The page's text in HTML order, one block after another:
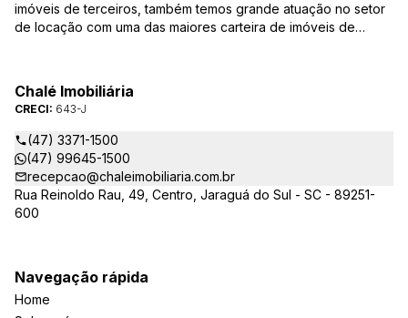
imóveis de terceiros, também temos grande atuação no setor
de locação com uma das maiores carteira de imóveis de
Arte Imóveis. E também reavaliamos a nossa Missão, Visão e
Valores.
Chalé Imobiliária
CRECI: 643-J
(47) 3371-1500
(47) 99645-1500
recepcao@chaleimobiliaria.com.br
Rua Reinoldo Rau, 49, Centro, Jaraguá do Sul - SC - 89251-
600
Navegação rápida
Home